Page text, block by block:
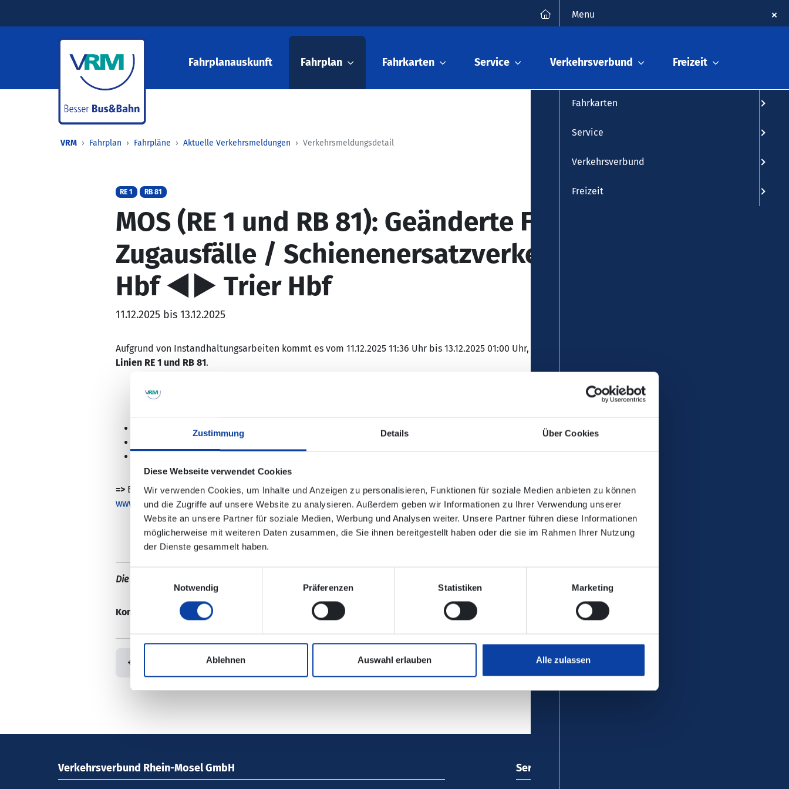
Zustimmung Details Über Cookies
Diese Webseite verwendet Cookies
Wir verwenden Cookies, um Inhalte und Anzeigen zu personalisieren, Funktionen für soziale Medien anbieten zu können
und die Zugriffe auf unsere Website zu analysieren. Außerdem geben wir Informationen zu Ihrer Verwendung unserer
Website an unsere Partner für soziale Medien, Werbung und Analysen weiter. Unsere Partner führen diese Informationen
möglicherweise mit weiteren Daten zusammen, die Sie ihnen bereitgestellt haben oder die sie im Rahmen Ihrer Nutzung
der Dienste gesammelt haben.
Notwendig
Präferenzen Statistiken Marketing
Ablehnen Auswahl erlauben Alle zulassen
Fahrplanauskunft Fahrplan Fahrkarten Service Verkehrsverbund Freizeit
VRM Fahrplan Fahrpläne Aktuelle Verkehrsmeldungen Verkehrsmeldungsdetail
RE 1 RB 81
MOS (RE 1 und RB 81): Geänderte Fahrzeiten,
Zugausfälle / Schienenersatzverkehr Koblenz
Hbf ◄► Trier Hbf
11.12.2025 bis 13.12.2025
Aufgrund von Instandhaltungsarbeiten kommt es vom 11.12.2025 11:36 Uhr bis 13.12.2025 01:00 Uhr, zu Einschränkungen bei den
Linien RE 1 und RB 81.
Es kommt in den Abendstunden zu geänderten Fahrzeiten und Zugausfällen zwischen Trier Hbf <> Koblenz Hbf.
Ein Ersatzverkehr mit Bussen ist zwischen Trier und Koblenz sowie Wittlich und Cochem eingerichtet.
=>Bitte beachten Sie, dass die Haltestellen des Ersatzverkehrs nicht immer direkt an den jeweiligen Bahnhöfen liegen -
www.bahnhof.de.
Die Änderungen sind in der elektronischen Verbindungsauskunft enthalten!
Kontaktdaten: Ihre Ansprechpartner bei der Deutschen Bahn Region Mitte
Verkehrsverbund Rhein-Mosel GmbH Service
Menu
Fahrkarten
Service
Verkehrsverbund
Freizeit